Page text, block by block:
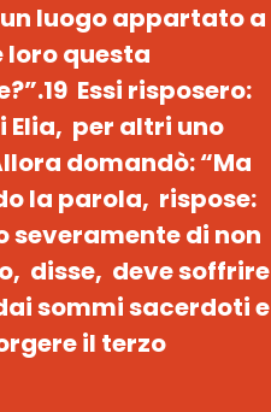
luogo appartato a
loro questa
Essi risposero:
Elia, per altri uno
domandò: “Ma
la parola, rispose:
severamente di non
disse, deve soffrire
sommi sacerdoti e
il terzo